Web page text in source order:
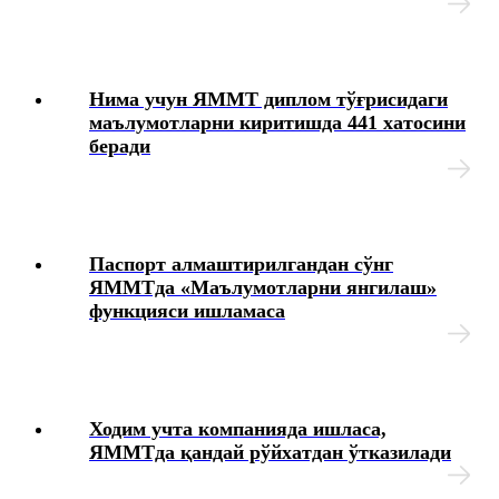
Меҳнат шароитларининг ўзгариши
Иш вақти
Имтиёзлар
Ишга қабул қилиш
Нима учун ЯММТ диплом тўғрисидаги
маълумотларни киритишда 441 хатосини
беради
Паспорт алмаштирилгандан сўнг
ЯММТда «Маълумотларни янгилаш»
функцияси ишламаса
Ходим учта компанияда ишласа,
ЯММТда қандай рўйхатдан ўтказилади